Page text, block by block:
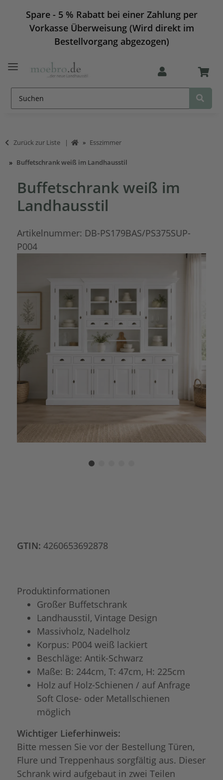
Spare - 5 % Rabatt bei einer Zahlung per
Vorkasse Überweisung (Wird direkt im
Bestellvorgang abgezogen)
Zurück zur Liste Esszimmer
Buffetschrank weiß im Landhausstil
Buffetschrank weiß im
Landhausstil
Artikelnummer: DB-PS179BAS/PS375SUP-
P004
GTIN: 4260653692878
Produktinformationen
Großer Buffetschrank
Landhausstil, Vintage Design
Massivholz, Nadelholz
Korpus: P004 weiß lackiert
Beschläge: Antik-Schwarz
Maße: B: 244cm, T: 47cm, H: 225cm
Holz auf Holz-Schienen / auf Anfrage
Soft Close- oder Metallschienen
möglich
Wichtiger Lieferhinweis:
Bitte messen Sie vor der Bestellung Türen,
Flure und Treppenhaus sorgfältig aus. Dieser
Schrank wird aufgebaut in zwei Teilen